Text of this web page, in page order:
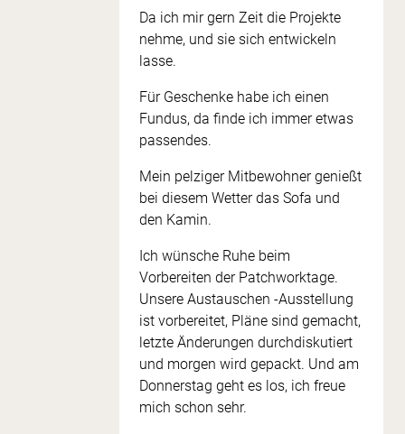
Da ich mir gern Zeit die Projekte
nehme, und sie sich entwickeln
lasse.
Für Geschenke habe ich einen
Fundus, da finde ich immer etwas
passendes.
Mein pelziger Mitbewohner genießt
bei diesem Wetter das Sofa und
den Kamin.
Ich wünsche Ruhe beim
Vorbereiten der Patchworktage.
Unsere Austauschen -Ausstellung
ist vorbereitet, Pläne sind gemacht,
letzte Änderungen durchdiskutiert
und morgen wird gepackt. Und am
Donnerstag geht es los, ich freue
mich schon sehr.